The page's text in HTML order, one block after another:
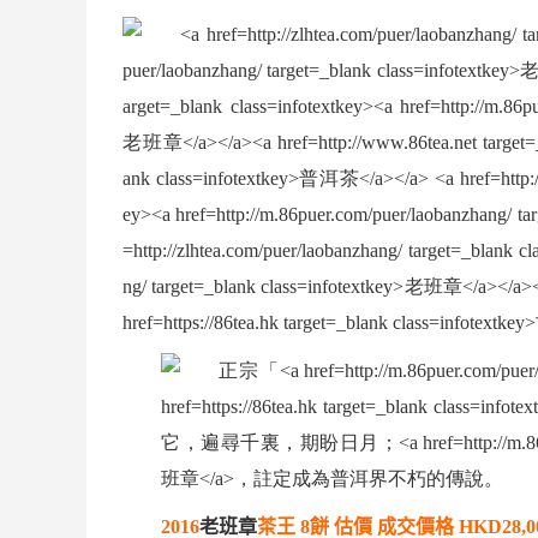
2016老班章茶王 8餅 估價 成交價格